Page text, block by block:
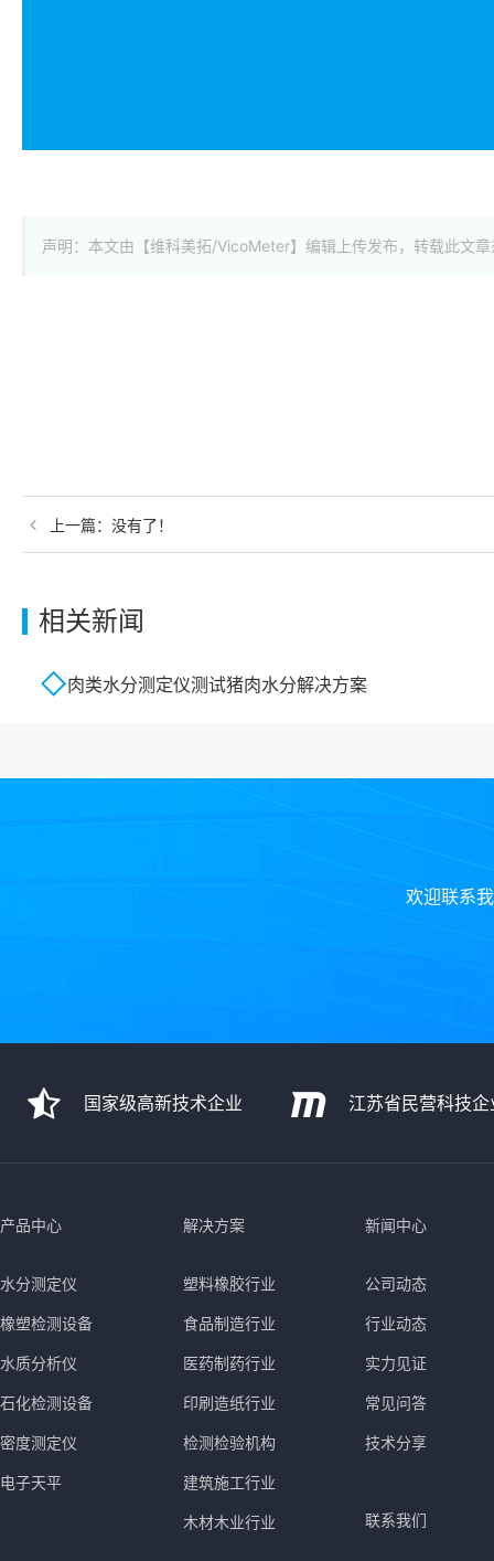
声明：本文由【维科美拓/VicoMeter】编辑上传发布，转载此文
上一篇： 没有了！
相关新闻
肉类水分测定仪测试猪肉水分解决方案
欢迎联系
国家级高新技术企业 江苏省民营科技企
产品中心
水分测定仪
橡塑检测设备
水质分析仪
石化检测设备
密度测定仪
电子天平
解决方案
塑料橡胶行业
食品制造行业
医药制药行业
印刷造纸行业
检测检验机构
建筑施工行业
木材木业行业
新闻中心
公司动态
行业动态
实力见证
常见问答
技术分享
联系我们